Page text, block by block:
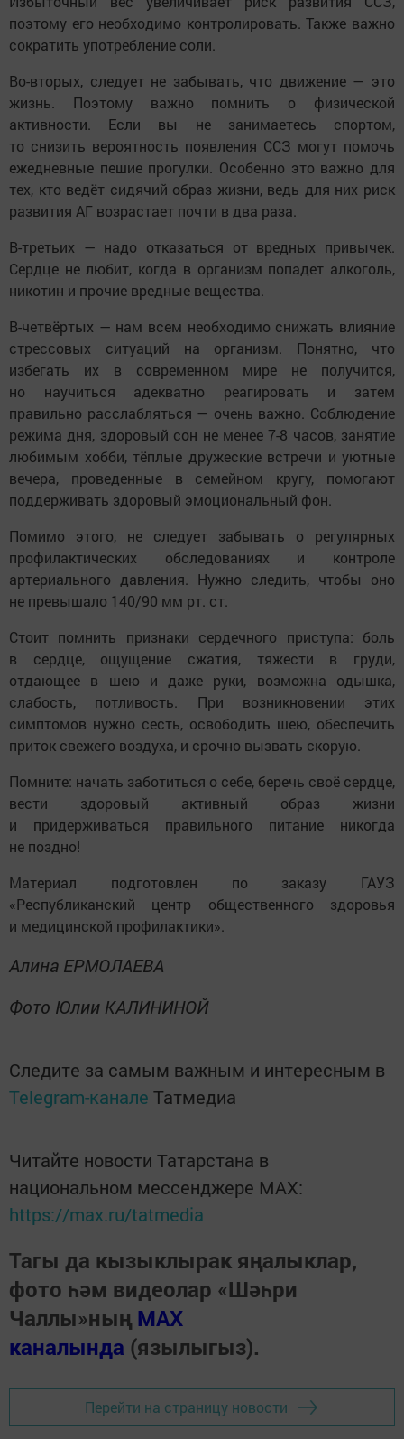
поэтому его необходимо контролировать. Также важно
сократить употребление соли.
Во-вторых, следует не забывать, что движение — это
жизнь. Поэтому важно помнить о физической
активности. Если вы не занимаетесь спортом,
то снизить вероятность появления ССЗ могут помочь
ежедневные пешие прогулки. Особенно это важно для
тех, кто ведёт сидячий образ жизни, ведь для них риск
развития АГ возрастает почти в два раза.
В-третьих — надо отказаться от вредных привычек.
Сердце не любит, когда в организм попадет алкоголь,
никотин и прочие вредные вещества.
В-четвёртых — нам всем необходимо снижать влияние
стрессовых ситуаций на организм. Понятно, что
избегать их в современном мире не получится,
но научиться адекватно реагировать и затем
правильно расслабляться — очень важно. Соблюдение
режима дня, здоровый сон не менее 7-8 часов, занятие
любимым хобби, тёплые дружеские встречи и уютные
вечера, проведенные в семейном кругу, помогают
поддерживать здоровый эмоциональный фон.
Помимо этого, не следует забывать о регулярных
профилактических обследованиях и контроле
артериального давления. Нужно следить, чтобы оно
не превышало 140/90 мм рт. ст.
Стоит помнить признаки сердечного приступа: боль
в сердце, ощущение сжатия, тяжести в груди,
отдающее в шею и даже руки, возможна одышка,
слабость, потливость. При возникновении этих
симптомов нужно сесть, освободить шею, обеспечить
приток свежего воздуха, и срочно вызвать скорую.
Помните: начать заботиться о себе, беречь своё сердце,
вести здоровый активный образ жизни
и придерживаться правильного питание никогда
не поздно!
Материал подготовлен по заказу ГАУЗ
«Республиканский центр общественного здоровья
и медицинской профилактики».
Алина ЕРМОЛАЕВА
Фото Юлии КАЛИНИНОЙ
Следите за самым важным и интересным в
Telegram-канале Татмедиа
Читайте новости Татарстана в
национальном мессенджере MАХ:
https://max.ru/tatmedia
Тагы да кызыклырак яңалыклар,
фото һәм видеолар «Шәһри
Чаллы»ның MAX
каналында (язылыгыз).
Перейти на страницу новости